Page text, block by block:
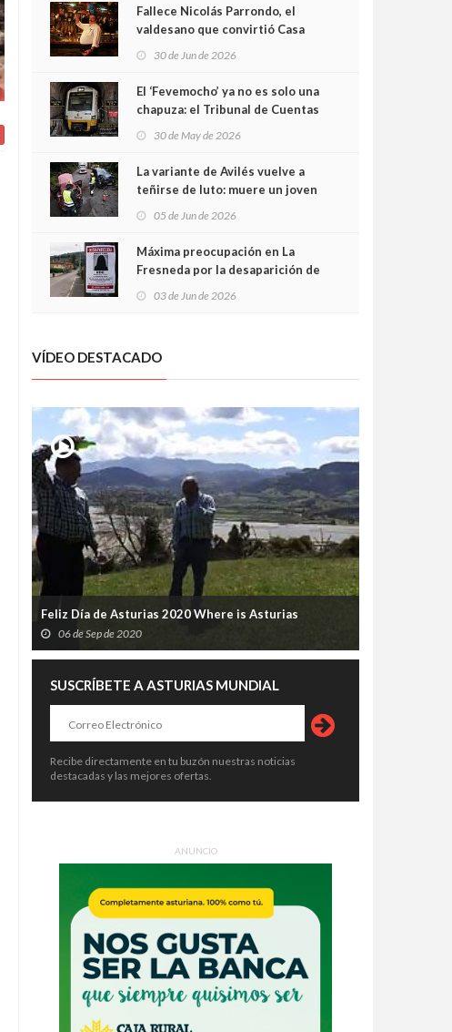
minutos
Fallece Nicolás Parrondo, el
valdesano que convirtió Casa
30 de Jun de 2026
El ‘Fevemocho’ ya no es solo una
chapuza: el Tribunal de Cuentas
sobrecoste de los trenes que no
cabían por los túneles
30 de May de 2026
La variante de Avilés vuelve a
teñirse de luto: muere un joven
05 de Jun de 2026
Máxima preocupación en La
Fresneda por la desaparición de
03 de Jun de 2026
VÍDEO DESTACADO
Feliz Día de Asturias 2020 Where is Asturias
06 de Sep de 2020
SUSCRÍBETE A ASTURIAS MUNDIAL
Recibe directamente en tu buzón nuestras noticias
destacadas y las mejores ofertas.
ANUNCIO